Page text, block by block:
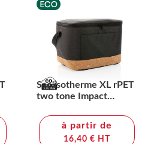
Sac isotherme XL rPET
two tone Impact
à partir de
16,40 € HT